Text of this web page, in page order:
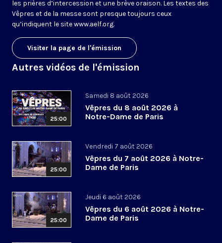
les prières d’intercession et une brève oraison. Les textes des
Vêpres et de la messe sont presque toujours ceux
qu’indiquent le sitewww.aelf.org.
Visiter la page de l'émission
Autres vidéos de l'émission
25:00
Samedi 8 août 2026
Vêpres du 8 août 2026 à
Notre-Dame de Paris
25:00
Vendredi 7 août 2026
Vêpres du 7 août 2026 à Notre-
Dame de Paris
25:00
Jeudi 6 août 2026
Vêpres du 6 août 2026 à Notre-
Dame de Paris